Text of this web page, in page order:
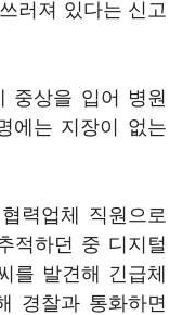
러져 있다는 신고
중상을 입어 병원
에는 지장이 없는
력업체 직원으로
적하던 중 디지털
를 발견해 긴급체
경찰과 통화하면